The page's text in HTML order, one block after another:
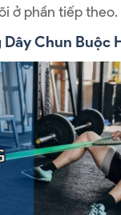
ở phần tiếp theo.
Dây Chun Buộc